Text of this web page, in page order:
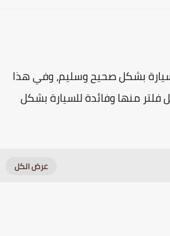
بشكل صحيح وسليم، وفي هذا
منها وفائدة للسيارة بشكل